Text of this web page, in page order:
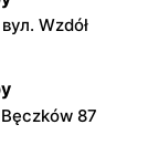
Wzdół
87